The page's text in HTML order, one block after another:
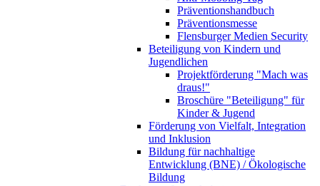
Präventionshandbuch
Präventionsmesse
Flensburger Medien Security
Beteiligung von Kindern und
Jugendlichen
Projektförderung "Mach was
draus!"
Broschüre "Beteiligung" für
Kinder & Jugend
Förderung von Vielfalt, Integration
und Inklusion
Bildung für nachhaltige
Entwicklung (BNE) / Ökologische
Bildung